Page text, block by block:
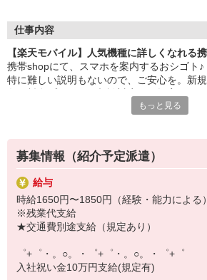
ずっと先まで役に立ちます！
丁寧な研修もあるので、
みなさんから働きやすいと好評です♪
最新アプリ事情やお得なプラン、
スマホの裏ワザを学べるチャンス♪
￣￣￣￣￣￣￣￣￣￣￣
▼オフィスワーク
事務、経理、データ入力、コールセンタ
▼工場・製造・軽作業系
機械/食品製造・梱包・仕分け・加工・組
▼美容系
眉毛サロンのアイブロウ・ネイリスト・
▼営業・販売
法人営業・アパレル販売・個別指導塾・
▼人気案件も多数♪
短期・期間限定・オープニング・官公庁
仕事内容
【楽天モバイル】人気機種に詳しくなれる
携帯shopにて、スマホを案内するおシゴト♪
特に難しい説明もないので、ご安心を。新規
満足度◎
■携帯やインターネット販売業務
docomo(ドコモ)/au(エーユー)・KDDI/
の大手キャリアから
ワイモバイル(Y!mobille)、楽天モバイル、
広く紹介可能♪
もっと見る
募集情報（紹介予定派遣）
給与
時給1650円〜1850円（経験・能力による）
※残業代支給
★交通費別途支給（規定あり）
゜+゜・。○。・゜+゜・。○。・゜+゜
入社祝い金10万円支給(規定有)